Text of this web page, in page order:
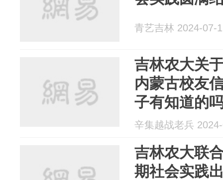
青艺吉林 2024-07-
吉林农大关
内蒙古校友
子有知道的
辛集越战老兵
吉林农大联
期社会实践